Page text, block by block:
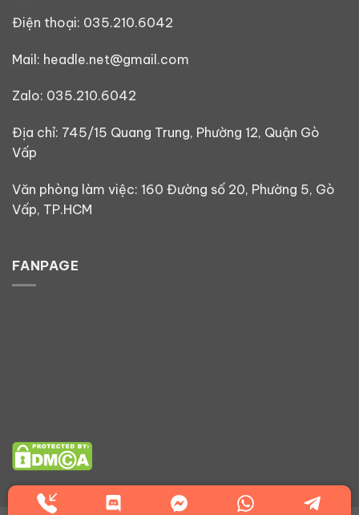
Điện thoại: 035.210.6042
Mail: headle.net@gmail.com
Zalo: 035.210.6042
Địa chỉ: 745/15 Quang Trung, Phường 12, Quận Gò
Vấp
Văn phòng làm việc: 160 Đường số 20, Phường 5, Gò
Vấp, TP.HCM
FANPAGE